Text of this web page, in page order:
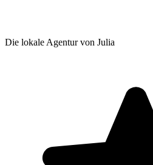
Die lokale Agentur von Julia